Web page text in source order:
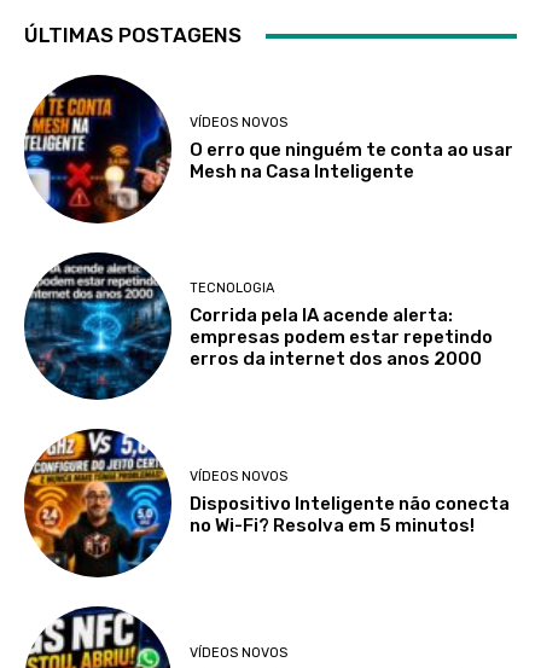
ÚLTIMAS POSTAGENS
VÍDEOS NOVOS
O erro que ninguém te conta ao usar
Mesh na Casa Inteligente
TECNOLOGIA
Corrida pela IA acende alerta:
empresas podem estar repetindo
erros da internet dos anos 2000
VÍDEOS NOVOS
Dispositivo Inteligente não conecta
no Wi-Fi? Resolva em 5 minutos!
VÍDEOS NOVOS